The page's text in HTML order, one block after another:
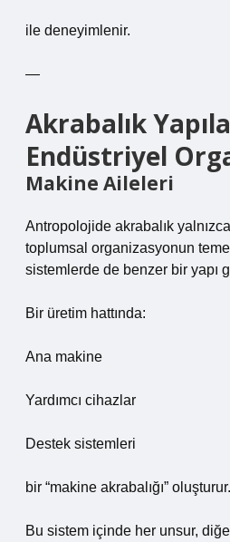
ile deneyimlenir.
—
Akrabalık
Endüstriyel
Makine Aileleri
Antropolojide akrabalık
toplumsal organizasyonun
sistemlerde de benzer bir yapı
Bir üretim hattında:
Ana makine
Yardımcı cihazlar
Destek sistemleri
bir “makine akrabalığı” oluşturur.
Bu sistem içinde her unsur,